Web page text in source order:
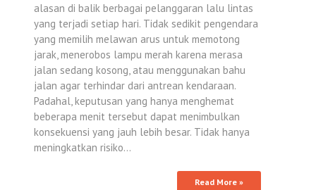
alasan di balik berbagai pelanggaran lalu lintas
yang terjadi setiap hari. Tidak sedikit pengendara
yang memilih melawan arus untuk memotong
jarak, menerobos lampu merah karena merasa
jalan sedang kosong, atau menggunakan bahu
jalan agar terhindar dari antrean kendaraan.
Padahal, keputusan yang hanya menghemat
beberapa menit tersebut dapat menimbulkan
konsekuensi yang jauh lebih besar. Tidak hanya
meningkatkan risiko…
Read More »